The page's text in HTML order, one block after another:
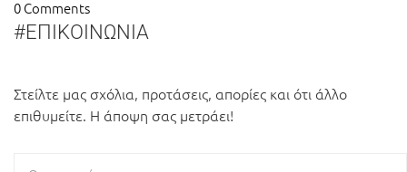
0 Comments
#ΕΠΙΚΟΙΝΩΝΙΑ
Στείλτε μας σχόλια, προτάσεις, απορίες και ότι άλλο
επιθυμείτε. Η άποψη σας μετράει!